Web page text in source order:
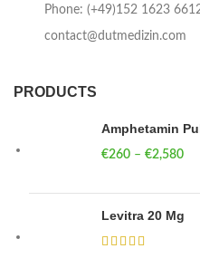
Phone: (+49)152 1623
contact@dutmedizin.com
PRODUCTS
Amphetamin
€260 – €2,580
Levitra 20 Mg